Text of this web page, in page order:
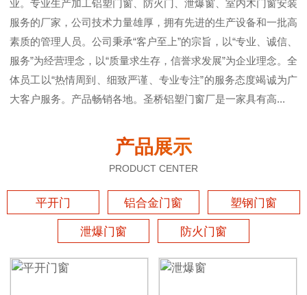
业。专业生产加工铝塑门窗、防火门、泄爆窗、室内木门窗安装
服务的厂家，公司技术力量雄厚，拥有先进的生产设备和一批高
素质的管理人员。公司秉承“客户至上”的宗旨，以“专业、诚信、
服务”为经营理念，以“质量求生存，信誉求发展”为企业理念。全
体员工以“热情周到、细致严谨、专业专注”的服务态度竭诚为广
大客户服务。产品畅销各地。圣桥铝塑门窗厂是一家具有高...
产品展示
PRODUCT CENTER
平开门 铝合金门窗 塑钢门窗
泄爆门窗 防火门窗